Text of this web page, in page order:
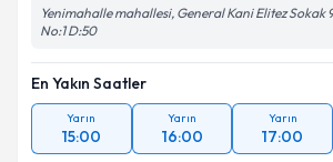
Yenimahalle mahallesi, General Kani Elitez Sokak
No:1 D:50
En Yakın Saatler
Yarın
15:00
Yarın
16:00
Yarın
17:00